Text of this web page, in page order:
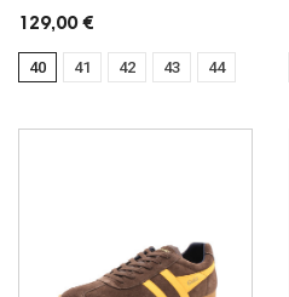
129,00 €
40 41 42 43 44